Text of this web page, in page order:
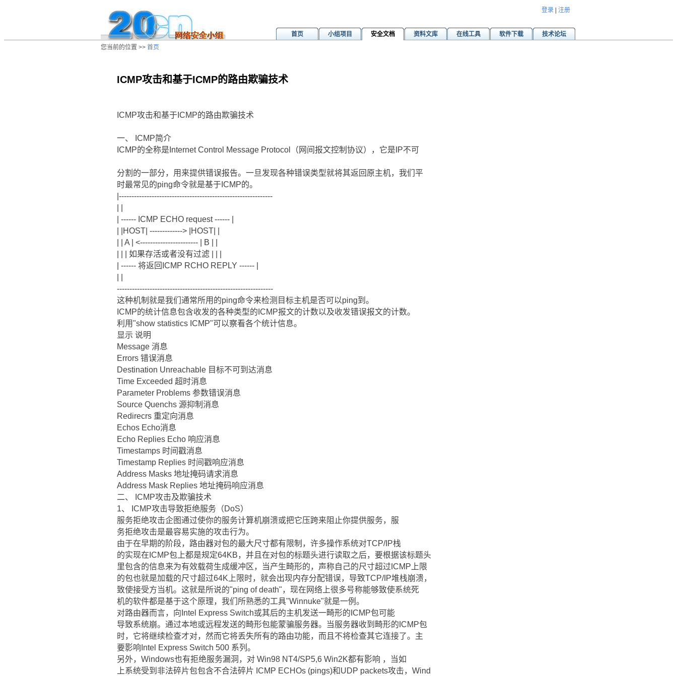
登录 注册
首页 小组项目 安全文档 资料文库 在线工具 软件下载
技术论坛
您当前的位置 >> 首页
ICMP攻击和基于ICMP的路由欺骗技术
ICMP攻击和基于ICMP的路由欺骗技术
一、 ICMP简介
ICMP的全称是Internet Control Message Protocol（网间报文控制协议），它是IP不可
分割的一部分，用来提供错误报告。一旦发现各种错误类型就将其返回原主机，我们平
时最常见的ping命令就是基于ICMP的。
|-------------------------------------------------------------
| ------ ICMP ECHO request ------ |
| |HOST| -------------> |HOST| |
| | A | <----------------------- | B | |
| | | 如果存活或者没有过滤 | | |
| ------ 将返回ICMP RCHO REPLY ------ |
--------------------------------------------------------------
这种机制就是我们通常所用的ping命令来检测目标主机是否可以ping到。
ICMP的统计信息包含收发的各种类型的ICMP报文的计数以及收发错误报文的计数。
利用"show statistics ICMP"可以察看各个统计信息。
显示 说明
Message 消息
Errors 错误消息
Destination Unreachable 目标不可到达消息
Time Exceeded 超时消息
Parameter Problems 参数错误消息
Source Quenchs 源抑制消息
Redirecrs 重定向消息
Echos Echo消息
Echo Replies Echo 响应消息
Timestamps 时间戳消息
Timestamp Replies 时间戳响应消息
Address Masks 地址掩码请求消息
Address Mask Replies 地址掩码响应消息
二、 ICMP攻击及欺骗技术
1、 ICMP攻击导致拒绝服务（DoS）
服务拒绝攻击企图通过使你的服务计算机崩溃或把它压跨来阻止你提供服务，服
务拒绝攻击是最容易实施的攻击行为。
由于在早期的阶段，路由器对包的最大尺寸都有限制，许多操作系统对TCP/IP栈
的实现在ICMP包上都是规定64KB，并且在对包的标题头进行读取之后，要根据该标题头
里包含的信息来为有效载荷生成缓冲区，当产生畸形的，声称自己的尺寸超过ICMP上限
的包也就是加载的尺寸超过64K上限时，就会出现内存分配错误，导致TCP/IP堆栈崩溃，
致使接受方当机。这就是所说的"ping of death"，现在网络上很多号称能够致使系统死
机的软件都是基于这个原理，我们所熟悉的工具"Winnuke"就是一例。
对路由器而言，向Intel Express Switch或其后的主机发送一畸形的ICMP包可能
导致系统崩。通过本地或远程发送的畸形包能蒙骗服务器。当服务器收到畸形的ICMP包
时，它将继续检查才对，然而它将丢失所有的路由功能，而且不将检查其它连接了。主
要影响Intel Express Switch 500 系列。
另外，Windows也有拒绝服务漏洞，对 Win98 NT4/SP5,6 Win2K都有影响 ，当如
上系统受到非法碎片包包含不合法碎片 ICMP ECHOs (pings)和UDP packets攻击，Wind